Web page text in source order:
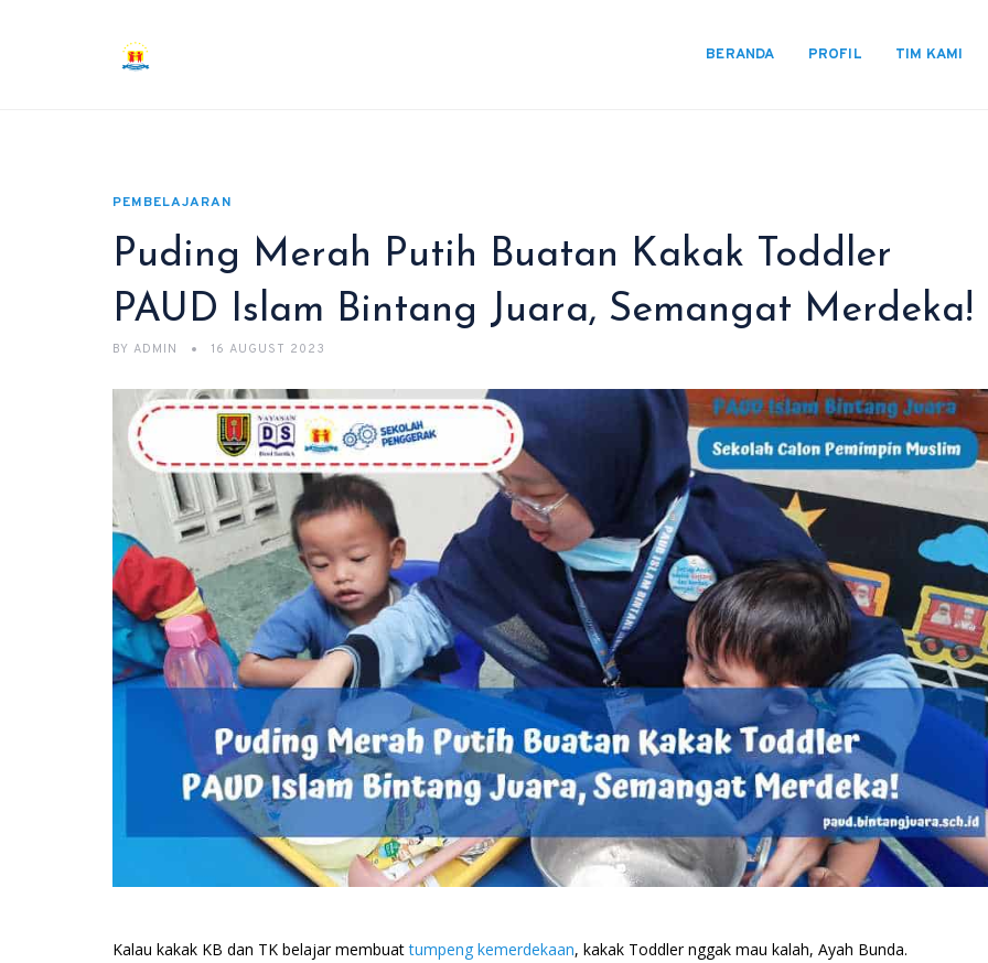
BERANDA PROFIL TIM KAMI
PEMBELAJARAN
Puding Merah Putih Buatan Kakak Toddler
PAUD Islam Bintang Juara, Semangat Merdeka!
BY ADMIN 16 AUGUST 2023
Kalau kakak KB dan TK belajar membuattumpeng kemerdekaan, kakak Toddler nggak mau kalah, Ayah Bunda.